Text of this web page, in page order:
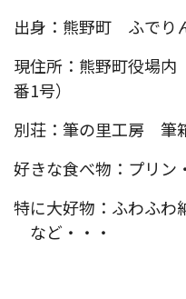
出身：熊野町 ふでり
現住所：熊野町役場内
番1号）
別荘：筆の里工房 筆
好きな食べ物：プリン
特に大好物：ふわふ
など・・・